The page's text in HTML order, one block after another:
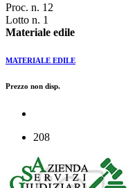
Proc. n. 12
Lotto n. 1
Materiale edile
MATERIALE EDILE
Prezzo non disp.
208